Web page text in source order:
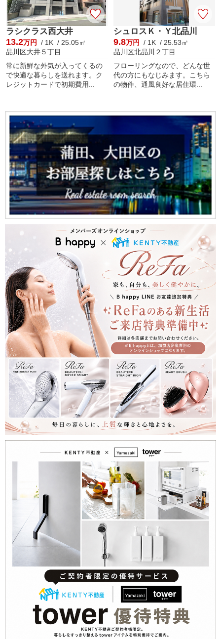
ラシクラス西大井
13.2万円
/ 1K / 25.05㎡
品川区大井５丁目
常に新鮮な外気が入ってくるの
で快適な暮らしを送れます。ク
レジットカードで初期費用...
シュロスＫ・Ｙ北品川
9.8万円
/ 1K / 25.53㎡
品川区北品川２丁目
フローリングなので、どんな世
代の方にもなじみます。こちら
の物件、通風良好な居住環...